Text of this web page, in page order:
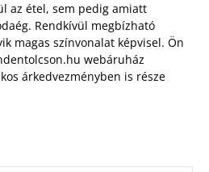
az étel, sem pedig amiatt
Rendkívül megbízható
magas színvonalat képvisel. Ön
webáruház
árkedvezményben is része